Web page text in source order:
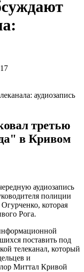
третью
в Кривом
аудиозапись
полиции
которая
Рога.
поставить под
телеканал, который
и
Миттал Кривой